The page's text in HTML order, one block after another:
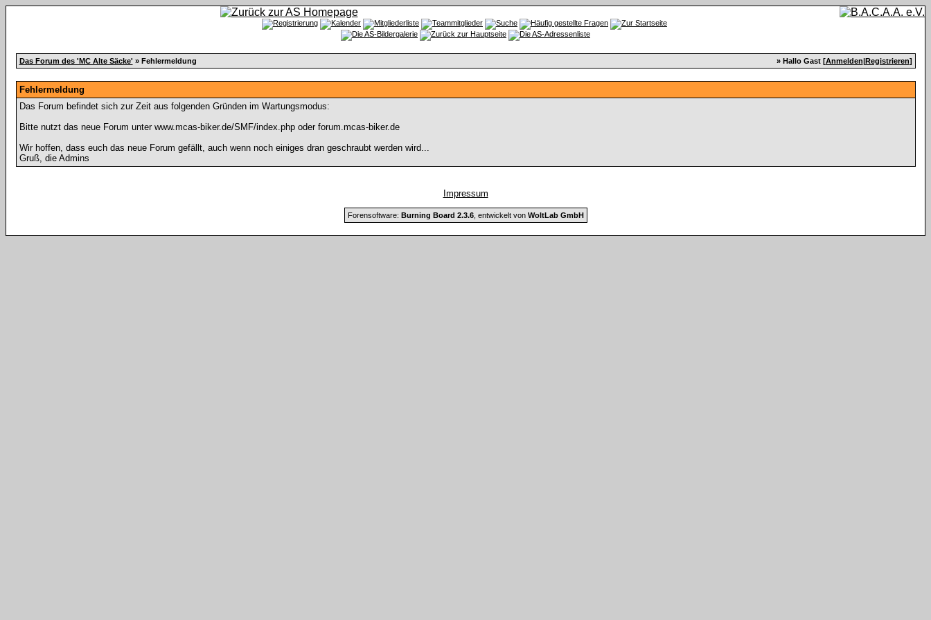
Das Forum des 'MC Alte Säcke' » Fehlermeldung » Hallo Gast [Anmelden|Registrieren]
Fehlermeldung
Das Forum befindet sich zur Zeit aus folgenden Gründen im Wartungsmodus:
Bitte nutzt das neue Forum unter www.mcas-biker.de/SMF/index.php oder forum.mcas-biker.de
Wir hoffen, dass euch das neue Forum gefällt, auch wenn noch einiges dran geschraubt werden wird...
Gruß, die Admins
Impressum
Forensoftware: Burning Board 2.3.6, entwickelt von WoltLab GmbH